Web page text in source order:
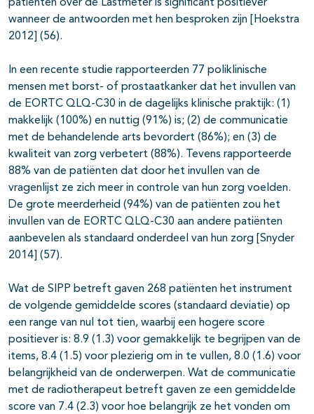
patiënten over de Lastmeter is significant positiever
wanneer de antwoorden met hen besproken zijn [Hoekstra
2012] (56).
In een recente studie rapporteerden 77 poliklinische
mensen met borst- of prostaatkanker dat het invullen van
de EORTC QLQ-C30 in de dagelijks klinische praktijk: (1)
makkelijk (100%) en nuttig (91%) is; (2) de communicatie
met de behandelende arts bevordert (86%); en (3) de
kwaliteit van zorg verbetert (88%). Tevens rapporteerde
88% van de patiënten dat door het invullen van de
vragenlijst ze zich meer in controle van hun zorg voelden.
De grote meerderheid (94%) van de patiënten zou het
invullen van de EORTC QLQ-C30 aan andere patiënten
aanbevelen als standaard onderdeel van hun zorg [Snyder
2014] (57).
Wat de SIPP betreft gaven 268 patiënten het instrument
de volgende gemiddelde scores (standaard deviatie) op
een range van nul tot tien, waarbij een hogere score
positiever is: 8.9 (1.3) voor gemakkelijk te begrijpen van de
items, 8.4 (1.5) voor plezierig om in te vullen, 8.0 (1.6) voor
belangrijkheid van de onderwerpen. Wat de communicatie
met de radiotherapeut betreft gaven ze een gemiddelde
score van 7.4 (2.3) voor hoe belangrijk ze het vonden om